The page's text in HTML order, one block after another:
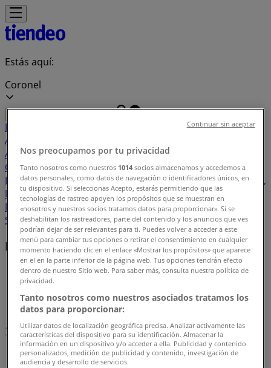
Estás aquí:
Coronel
Destacados
Alimentación
AccesoriosPerfumerías y BellezaFerretería y
ConstrucciónComputación y ElectrónicaCódigos De
DescuentoMuebles y DecoraciónFarmacias y SaludAutos,
Motos y RepuestosDeporteJuguetes y
NiñosRestaurantes y PasteleríasViajes y OcioBancos y
Servicios
Marcas locales
Tiendeo en Coronel»
Índice marcas
1
Score
Adidas
Nos preocupamos por tu privacidad
Tanto nosotros como nuestros 1014 socios almacenamos y accedemos a
datos personales, como datos de navegación o identificadores únicos, en
tu dispositivo. Si seleccionas Acepto, estarás permitiendo que las
tecnologías de rastreo apoyen los propósitos que se muestran en
«nosotros y nuestros socios tratamos datos para proporcionar». Si se
deshabilitan los rastreadores, parte del contenido y los anuncios que ves
podrían dejar de ser relevantes para ti. Puedes volver a acceder a este
menú para cambiar tus opciones o retirar el consentimiento en cualquier
momento haciendo clic en el enlace «Mostrar los propósitos» que aparece
en el en la parte inferior de la página web. Tus opciones tendrán efecto
dentro de nuestro Sitio web. Para saber más, consulta nuestra política de
privacidad.
Tanto nosotros como nuestros asociados tratamos los
datos para proporcionar:
Utilizar datos de localización geográfica precisa. Analizar activamente las
características del dispositivo para su identificación. Almacenar la
información en un dispositivo y/o acceder a ella. Publicidad y contenido
personalizados, medición de publicidad y contenido, investigación de
audiencia y desarrollo de servicios.
Continuar sin aceptar